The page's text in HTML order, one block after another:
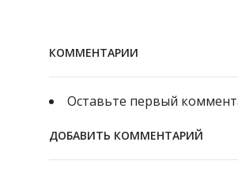
КОММЕНТАРИИ
Оставьте первый
ДОБАВИТЬ КОММЕНТАРИЙ